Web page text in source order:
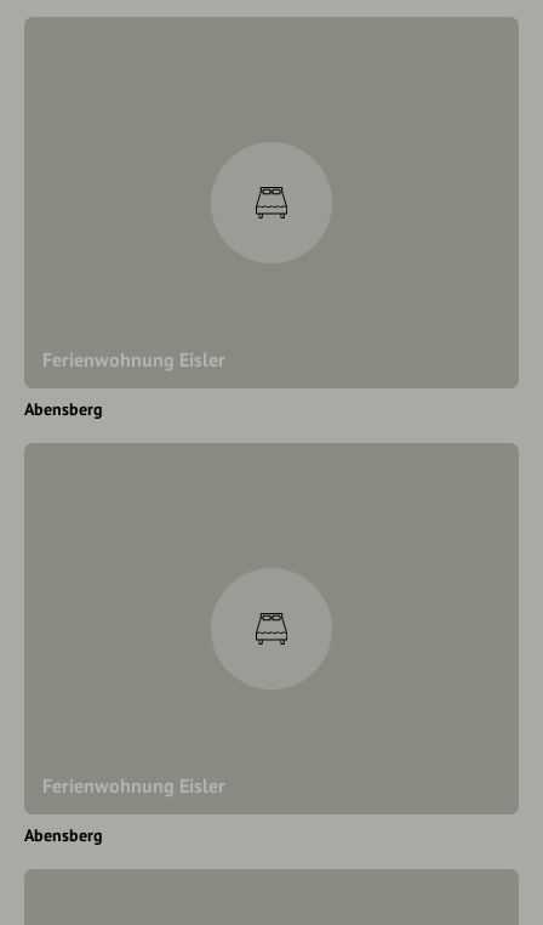
Ferienwohnung Eisler
Abensberg
Ferienwohnung Eisler
Abensberg